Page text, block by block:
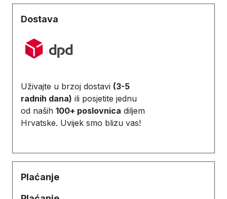
Dostava
Uživajte u brzoj dostavi (3-5
radnih dana) ili posjetite jednu
od naših 100+ poslovnica diljem
Hrvatske. Uvijek smo blizu vas!
Plaćanje